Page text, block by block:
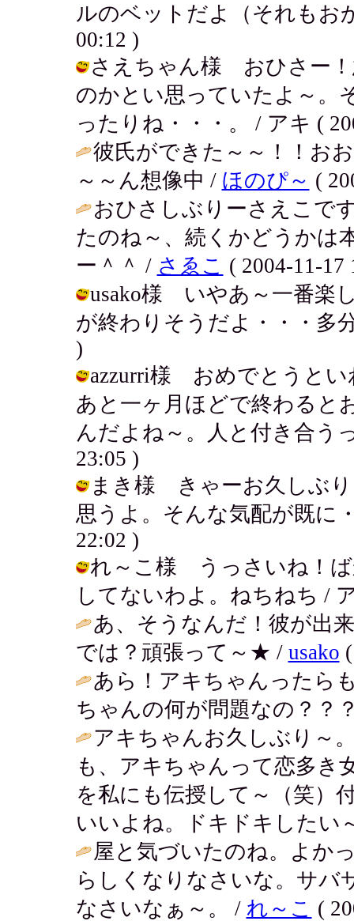
ルのベットだよ（それもお
00:12 )
さえちゃん様 おひさー！
のかとい思っていたよ～。
ったりね・・・。 / アキ (
彼氏ができた～～！！お
～～ん想像中 / ほのぴ～ (
おひさしぶりーさえこで
たのね～、続くかどうかは
ー＾＾ / さゑこ ( 2004-11-17
usako様 いやあ～一番楽
が終わりそうだよ・・・多
)
azzurri様 おめでとうとい
あと一ヶ月ほどで終わると
んだよね～。人と付き合う
23:05 )
まき様 きゃーお久しぶ
思うよ。そんな気配が既に
22:02 )
れ～こ様 うっさいね！ば
してないわよ。ねちねち /
あ、そうなんだ！彼が出
では？頑張って～★ / usako
あら！アキちゃんった
ちゃんの何が問題なの？？
アキちゃんお久しぶり～
も、アキちゃんって恋多き
を私にも伝授して～（笑）
いいよね。ドキドキしたい
屋と気づいたのね。よか
らしくなりなさいな。サバ
なさいなぁ～。 / れ～こ (